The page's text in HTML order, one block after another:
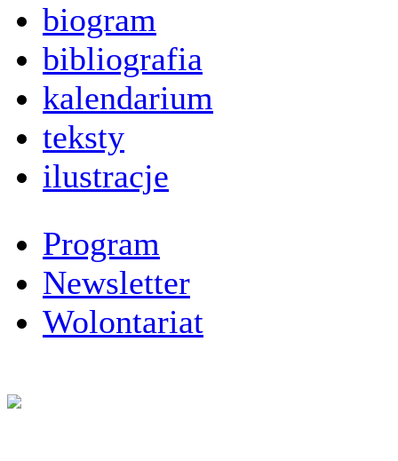
biogram
bibliografia
kalendarium
teksty
ilustracje
Program
Newsletter
Wolontariat